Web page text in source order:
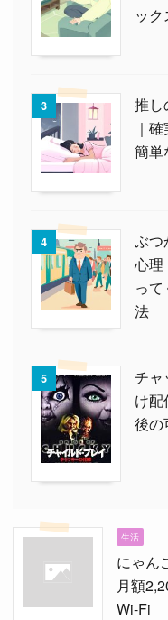
ック
3
推し
｜
簡単
4
ぶつ
心理
っ
法
5
チャ
け配
後の
生活
にゃん
月額
Wi-Fi